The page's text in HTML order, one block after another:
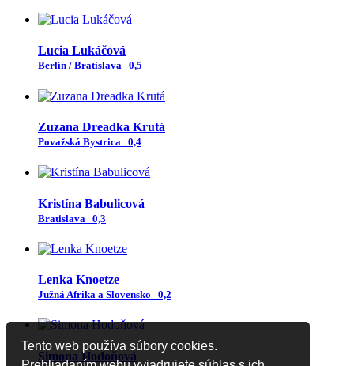
Tento web používa súbory cookies.
Lucia Lukáčová
Berlín / Bratislava 0,5
Zuzana Dreadka Krutá
Považská Bystrica 0,4
Kristína Babulicová
Bratislava 0,3
Lenka Knoetze
Južná Afrika a Slovensko 0,2
Simona Hodoňová